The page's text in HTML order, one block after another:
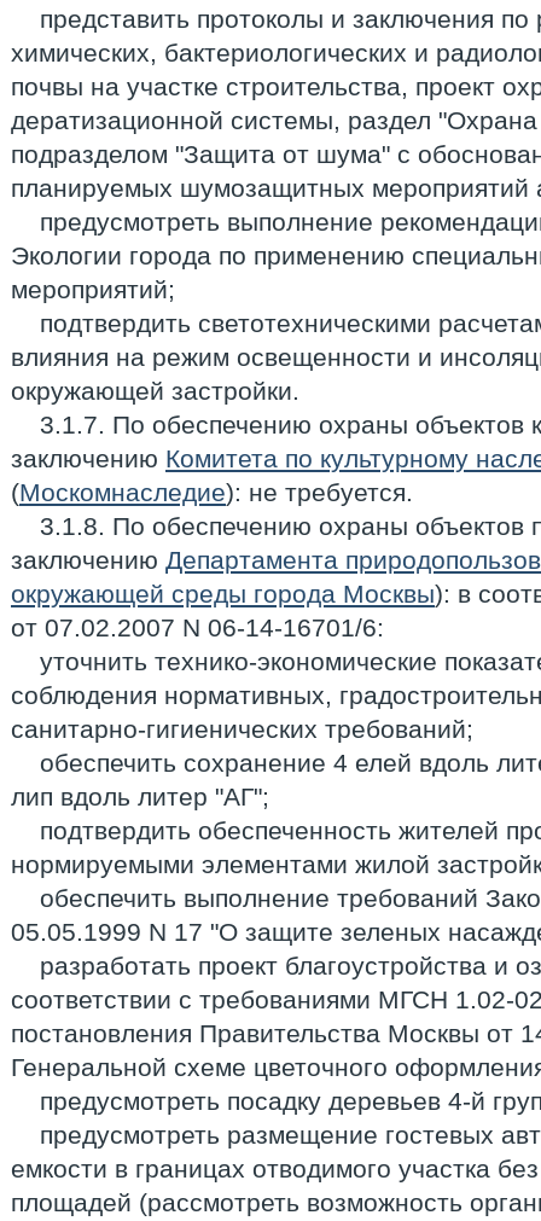
представить протоколы и заключения по
химических, бактериологических и
почвы на участке строительства, проект
дератизационной системы, раздел
подразделом "Защита от шума" с
планируемых шумозащитных мероприятий
предусмотреть выполнение
Экологии города по применению
мероприятий;
подтвердить светотехническими
влияния на режим освещенности и
окружающей застройки.
3.1.7. По обеспечению охраны объектов
заключению Комитета по культурному
(Москомнаследие): не требуется.
3.1.8. По обеспечению охраны объектов
заключению Департамента
окружающей среды города Москвы): в
от 07.02.2007 N 06-14-16701/6:
уточнить технико-экономические
соблюдения нормативных,
санитарно-гигиенических требований;
обеспечить сохранение 4 елей вдоль
лип вдоль литер "АГ";
подтвердить обеспеченность жителей
нормируемыми элементами жилой
обеспечить выполнение требований
05.05.1999 N 17 "О защите зеленых
разработать проект благоустройства и
соответствии с требованиями МГСН 1.02-
постановления Правительства Москвы от
Генеральной схеме цветочного
предусмотреть посадку деревьев 4-й
предусмотреть размещение гостевых
емкости в границах отводимого участка
площадей (рассмотреть возможность